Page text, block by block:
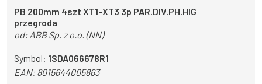
PB 200mm 4szt XT1-XT3 3p PAR.DIV.PH.HIG
przegroda
od: ABB Sp. z o.o. (NN)
Symbol: 1SDA066678R1
EAN:8015644005863